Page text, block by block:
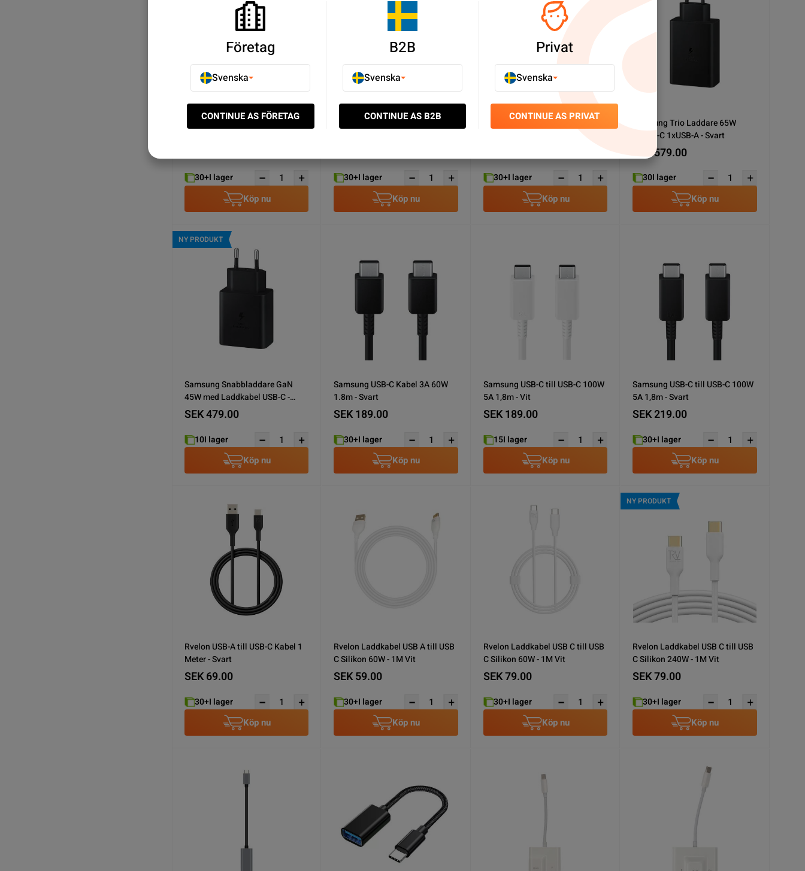
Rvelon 65W USB-C+A GaN
30+I lager
Köp nu
Rvelon 90W USB-C x2 + USB-A
30+I lager
Köp nu
Samsung USB-C Kabel 3A 60W
30+I lager
Köp nu
Samsung Trio Laddare 65W
2xUSB-C 1xUSB-A - Svart
SEK 579.00
30I lager
Köp nu
NY PRODUKT
Samsung Snabbladdare GaN
45W med Laddkabel USB-C -
Svart
SEK 479.00
10I lager
Köp nu
Samsung USB-C Kabel 3A 60W
1.8m - Svart
SEK 189.00
30+I lager
Köp nu
Samsung USB-C till USB-C 100W
5A 1,8m - Vit
SEK 189.00
15I lager
Köp nu
Samsung USB-C till USB-C 100W
5A 1,8m - Svart
SEK 219.00
30+I lager
Köp nu
Rvelon USB-A till USB-C Kabel 1
Meter - Svart
SEK 69.00
30+I lager
Köp nu
Rvelon Laddkabel USB A till USB
C Silikon 60W - 1M Vit
SEK 59.00
30+I lager
Köp nu
Rvelon Laddkabel USB C till USB
C Silikon 60W - 1M Vit
SEK 79.00
30+I lager
Köp nu
NY PRODUKT
Rvelon Laddkabel USB C till USB
C Silikon 240W - 1M Vit
SEK 79.00
30+I lager
Köp nu
Företag
Svenska
CONTINUE AS FÖRETAG
B2B
Svenska
CONTINUE AS B2B
Privat
Svenska
CONTINUE AS PRIVAT